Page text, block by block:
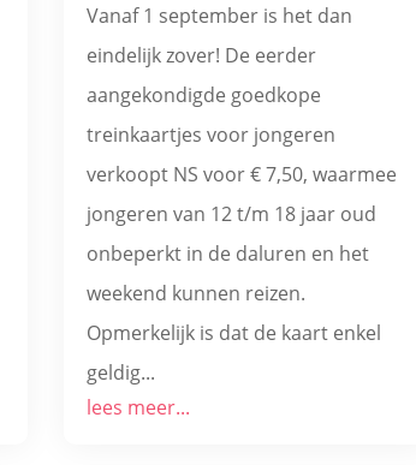
Vanaf 1 september is het dan
eindelijk zover! De eerder
aangekondigde goedkope
treinkaartjes voor jongeren
verkoopt NS voor € 7,50, waarmee
jongeren van 12 t/m 18 jaar oud
onbeperkt in de daluren en het
weekend kunnen reizen.
Opmerkelijk is dat de kaart enkel
geldig...
lees meer...